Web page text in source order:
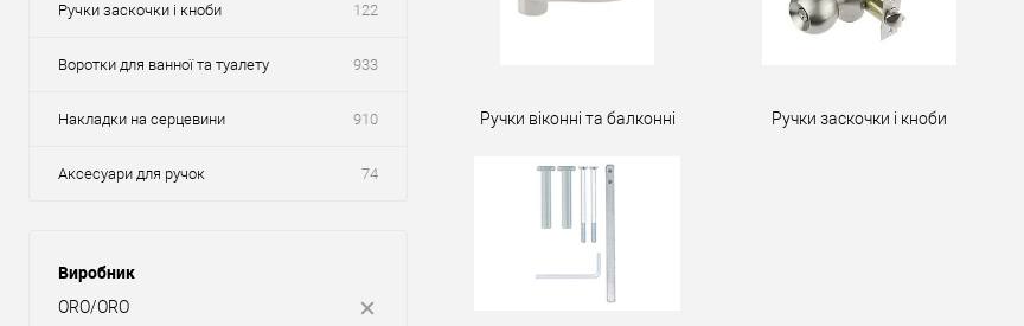
Ручки заскочки і кноби 122
Воротки для ванної та туалету 933
Накладки на серцевини 910
Аксесуари для ручок 74
Виробник
ORO/ORO
Ручки віконні та балконні Ручки заскочки і кноби